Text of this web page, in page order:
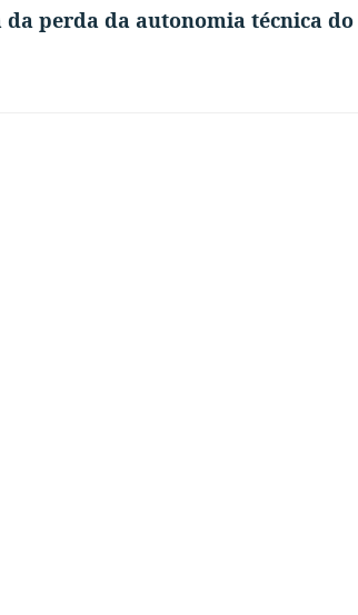
da perda da autonomia técnica